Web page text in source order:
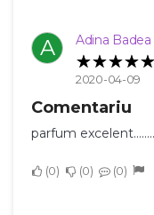
A Adina Badea
2020-04-09
Comentariu
parfum
0 0 0